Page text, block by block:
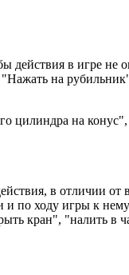
действия в игре не
на
цилиндра на
в отличии от
по ходу игры к
кран", "налить в